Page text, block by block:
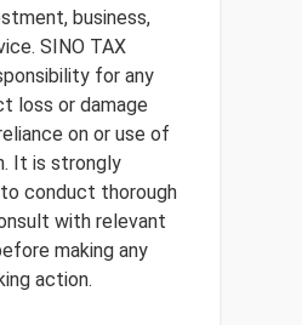
business,
SINO TAX
for any
loss or damage
on or use of
It is strongly
conduct thorough
with relevant
making any
action.